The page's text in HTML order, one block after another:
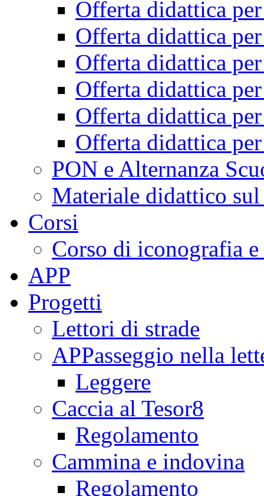
Offerta didattica
Offerta didattica
Offerta didattica
Offerta didattica
Offerta didattica
Offerta didattica
PON e Alternanza
Materiale didattico
Corsi
Corso di iconografia
APP
Progetti
Lettori di strade
APPasseggio nella
Leggere
Caccia al Tesor8
Regolamento
Cammina e indovina
Regolamento